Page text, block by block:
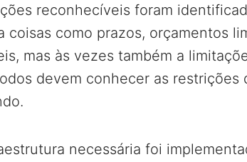
reconhecíveis foram
coisas como prazos, orçamentos
mas às vezes também a
devem conhecer as restrições
necessária foi